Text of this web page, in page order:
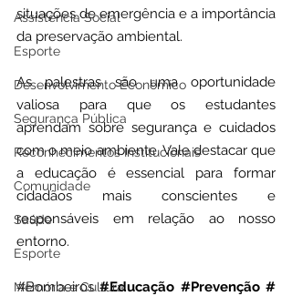
Assistência Social
Esporte
Desenvolvimento Econômico
Segurança Pública
Reconhecimentos Institucionais
Comunidade
Saúde
Esporte
Memória e Cultura
situações de emergência e a importância
da preservação ambiental.
As palestras são uma oportunidade
valiosa para que os estudantes
aprendam sobre segurança e cuidados
com o meio ambiente. Vale destacar que
a educação é essencial para formar
cidadãos mais conscientes e
responsáveis em relação ao nosso
entorno.
#Bombeiros #Educação #Prevenção #